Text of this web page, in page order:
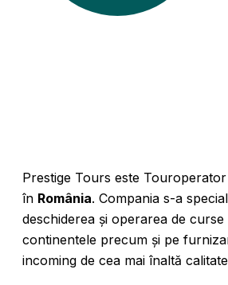
Prestige Tours este
în România. Compania s-a
deschiderea și operarea de
continentele precum și pe
incoming de cea mai înaltă